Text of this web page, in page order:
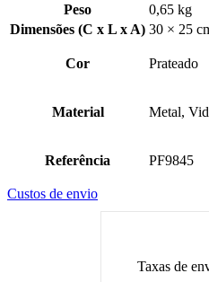
Peso
0,65 kg
Dimensões (C x L x A) 30 × 25
Cor Prateado
Material Metal,
Referência PF9845
Custos de envio
Taxas de